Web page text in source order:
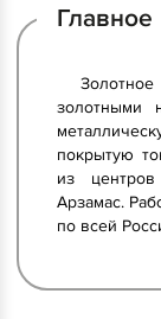
Главное
золотными
покрытую
из
Арзамас.
по всей